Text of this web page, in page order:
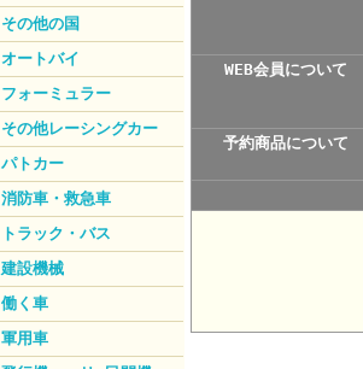
その他の国
オートバイ
フォーミュラー
その他レーシングカー
パトカー
消防車・救急車
トラック・バス
建設機械
働く車
軍用車
WEB会員について
予約商品について